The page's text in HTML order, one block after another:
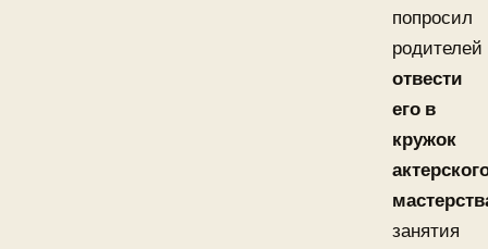
попросил
родителей
отвести
его в
кружок
занятия